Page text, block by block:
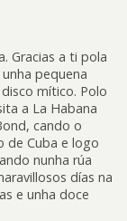
Gracias a ti pola
pequena
mítico. Polo
a La Habana
cando o
de Cuba e logo
nunha rúa
días na
e unha doce